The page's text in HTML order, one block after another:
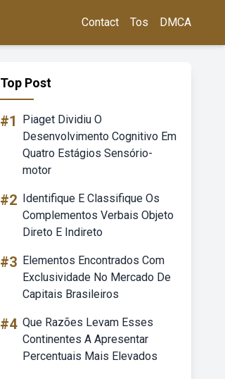
Contact Tos DMCA
Top Post
#1
Piaget Dividiu O
Desenvolvimento Cognitivo Em
Quatro Estágios Sensório-
motor
#2 Identifique E Classifique Os
Complementos Verbais Objeto
Direto E Indireto
#3 Elementos Encontrados Com
Exclusividade No Mercado De
Capitais Brasileiros
#4 Que Razões Levam Esses
Continentes A Apresentar
Percentuais Mais Elevados